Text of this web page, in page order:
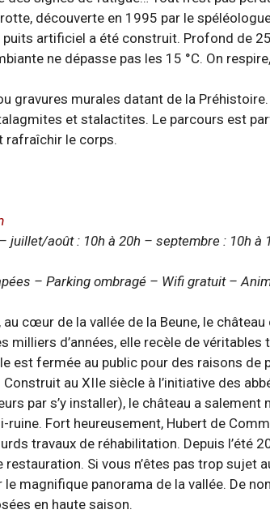
découverte en 1995 par le
puits artificiel a été construit. Profond de
ne dépasse pas les 15 °C. On
gravures murales datant de la
et stalactites. Le parcours est
rafraîchir le corps.
juillet/août : 10h à 20h – septembre : 10h à
– Parking ombragé – Wifi gratuit –
cœur de la vallée de la Beune, le
d’années, elle recèle de véritables
est fermée au public pour des raisons de
au XIIe siècle à l’initiative des
par s’y installer), le château a salement
Fort heureusement, Hubert de
travaux de réhabilitation. Depuis l’été
Si vous n’êtes pas trop sujet
magnifique panorama de la vallée. De
en haute saison.